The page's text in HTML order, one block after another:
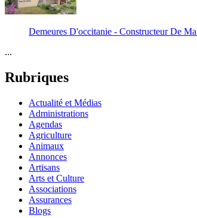
Demeures D'occitanie - Constructeur De
...
Rubriques
Actualité et Médias
Administrations
Agendas
Agriculture
Animaux
Annonces
Artisans
Arts et Culture
Associations
Assurances
Blogs